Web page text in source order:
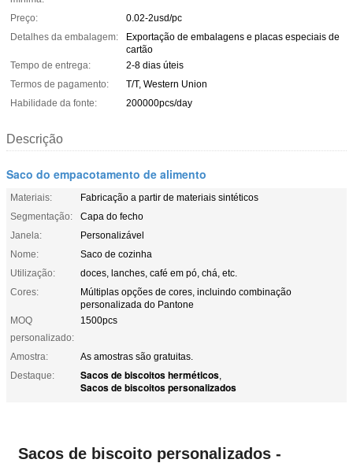
Preço:
0.02-2usd/pc
Detalhes da embalagem:
Exportação de embalagens e placas especiais de
cartão
Tempo de entrega:
2-8 dias úteis
Termos de pagamento:
T/T, Western Union
Habilidade da fonte:
200000pcs/day
Descrição
Saco do empacotamento de alimento
Materiais:
Fabricação a partir de materiais sintéticos
Segmentação:
Capa do fecho
Janela:
Personalizável
Nome:
Saco de cozinha
Utilização:
doces, lanches, café em pó, chá, etc.
Cores:
Múltiplas opções de cores, incluindo combinação
personalizada do Pantone
MOQ
personalizado:
1500pcs
Amostra:
As amostras são gratuitas.
Destaque:
Sacos de biscoitos herméticos,
Sacos de biscoitos personalizados
Sacos de biscoito personalizados -